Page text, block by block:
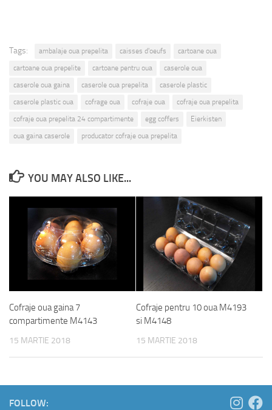
Tags: ambalaje oua prepelita caisses d'oeufs
cartoane oua
cartoane oua prepelite
cartoane pentru oua
caserole oua
caserole oua gaina
caserole oua prepelita
caserole plastic
caserole plastic oua
cofrage oua cofraje oua
cofraje oua prepelita
cofraje oua prepelita 24 compartimente
egg coffers
Eierkisten
oua gaina caserole
producator cofraje oua prepelita
YOU MAY ALSO LIKE...
Cofraje oua gaina 7
compartimente M4143
15 MARTIE 2018
Cofraje pentru 10 oua M4193
si M4148
15 MARTIE 2018
FOLLOW: